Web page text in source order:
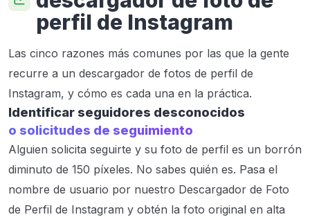
perfil de Instagram
Las cinco razones más comunes por las que la gente
recurre a un descargador de fotos de perfil de
Instagram, y cómo es cada una en la práctica.
Identificar seguidores desconocidos
o solicitudes de seguimiento
Alguien solicita seguirte y su foto de perfil es un borrón
diminuto de 150 píxeles. No sabes quién es. Pasa el
nombre de usuario por nuestro Descargador de Foto
de Perfil de Instagram y obtén la foto original en alta